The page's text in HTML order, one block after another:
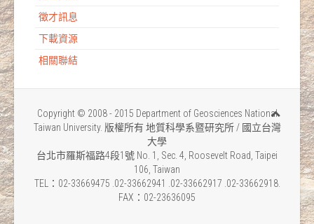
徵才訊息
下載資源
相關聯結
Copyright © 2008 - 2015 Department of Geosciences National
Taiwan University. 版權所有 地質科學系暨研究所 / 國立台灣
大學
台北市羅斯福路4段1號 No. 1, Sec. 4, Roosevelt Road, Taipei
106, Taiwan
TEL：02-33669475 .02-33662941 .02-33662917 .02-33662918.
FAX：02-23636095